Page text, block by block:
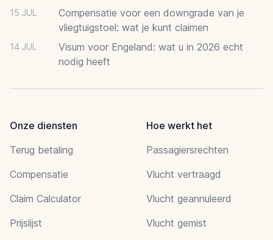
15 JUL
Compensatie voor een downgrade van je
vliegtuigstoel: wat je kunt claimen
14 JUL
Visum voor Engeland: wat u in 2026 echt
nodig heeft
Onze diensten
Terug betaling
Compensatie
Claim Calculator
Prijslijst
Hoe werkt het
Passagiersrechten
Vlucht vertraagd
Vlucht geannuleerd
Vlucht gemist